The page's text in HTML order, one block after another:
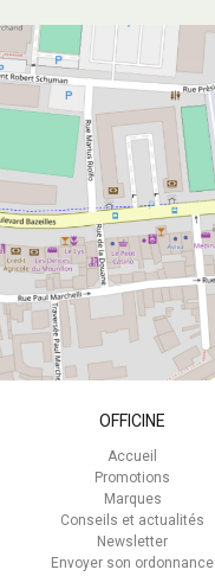
OFFICINE
Accueil
Promotions
Marques
Conseils et actualités
Newsletter
Envoyer son ordonnance